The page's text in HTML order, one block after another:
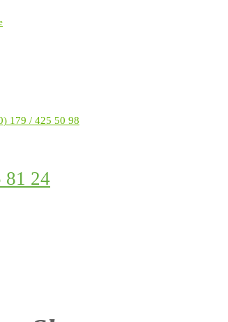
179 / 425 50 98
81 24